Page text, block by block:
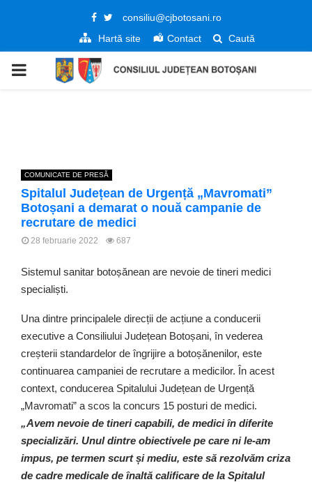
Facebook
Twitter
consiliu@cjbotosani.ro
Hartă site
Contact Caută
PRIMARY
COMUNICATE DE PRESĂ
Spitalul Județean de Urgență „Mavromati”
Botoșani a demarat o nouă campanie de
recrutare de medici
28 februarie 2022 687
Sistemul sanitar botoșănean are nevoie de tineri medici
specialiști.
Una dintre principalele direcții de acțiune a conducerii
executive a Consiliului Județean Botoșani, în vederea
creșterii standardelor de îngrijire a botoșănenilor, este
continuarea campaniei de recrutare a medicilor. În acest
context, conducerea Spitalului Județean de Urgență
„Mavromati” a scos la concurs 15 posturi de medici.
„Avem nevoie de tineri capabili, de medici în diferite
specializări. Unul dintre obiectivele pe care ni le-am
impus, pe termen scurt și mediu, este să rezolvăm criza
de cadre medicale de înaltă calificare de la Spitalul